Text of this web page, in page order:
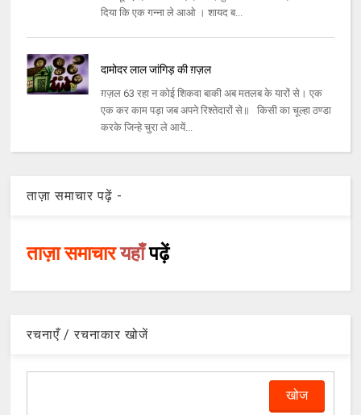
दिया कि एक गन्ना ले आओ । शायद ब...
दामोदर लाल जांगिड़ की ग़ज़ल
ग़ज़ल 63 रहा न कोई शिकवा बाकी अब मतलब के यारों से। एक
एक कर काम पड़ा जब अपने रिश्‍तेदारों से॥ किसी का चूल्‍हा ठण्‍डा
करके जिन्‍हे चुरा ले आयें...
ताज़ा समाचार पढ़ें -
ताज़ा समाचारयहाँपढ़ें
रचनाएँ / रचनाकार खोजें